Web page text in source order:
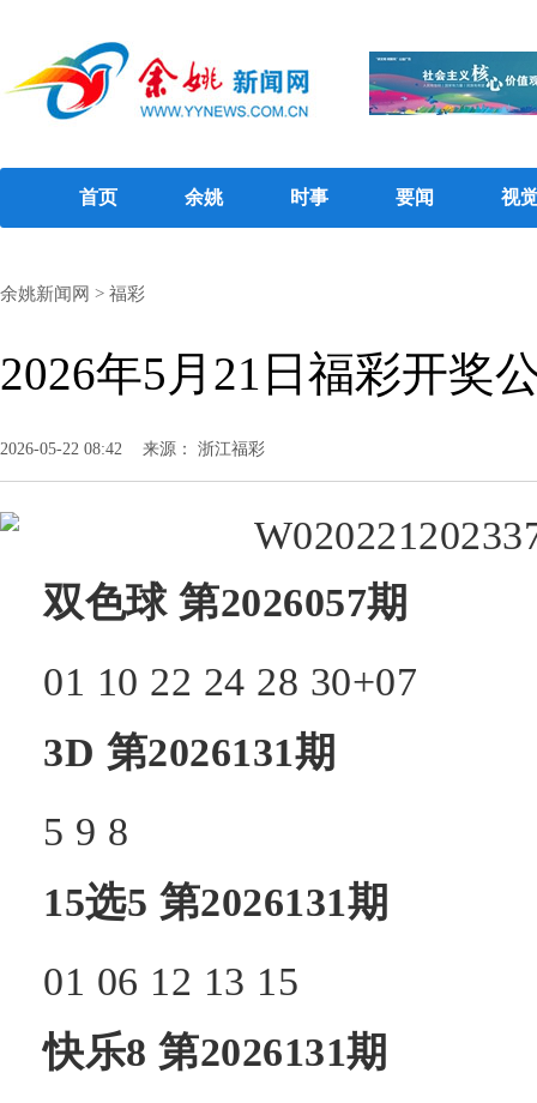
首页 余姚 时事 要闻 视
余姚新闻网 > 福彩
2026年5月21日福彩开奖
2026-05-22 08:42 来源： 浙江福彩
双色球 第2026057期
01 10 22 24 28 30+07
3D 第2026131期
5 9 8
15选5 第2026131期
01 06 12 13 15
快乐8 第2026131期